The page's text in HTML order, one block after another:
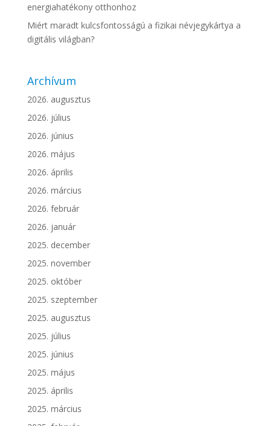
energiahatékony otthonhoz
Miért maradt kulcsfontosságú a fizikai névjegykártya a
digitális világban?
Archívum
2026. augusztus
2026. július
2026. június
2026. május
2026. április
2026. március
2026. február
2026. január
2025. december
2025. november
2025. október
2025. szeptember
2025. augusztus
2025. július
2025. június
2025. május
2025. április
2025. március